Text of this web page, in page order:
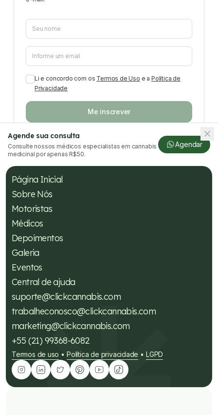
Li e concordo com os Termos de Uso e a Política de
Privacidade
Me inscrever
Agende sua consulta
Consulte nossos médicos especialistas em cannabis
medicinal por apenas R$50.
Agendar
Página Inicial
Sobre Nós
Motoristas
Médicos
Depoimentos
Galeria
Eventos
Central de ajuda
suporte@clickcannabis.com
trabalheconosco@clickcannabis.com
marketing@clickcannabis.com
+55 (21) 99368-6082
Termos de uso • Política de privacidade • LGPD